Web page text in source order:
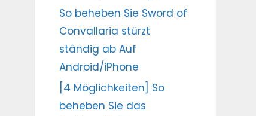
So beheben Sie Sword of
Convallaria stürzt
ständig ab Auf
Android/iPhone
[4 Möglichkeiten] So
beheben Sie das